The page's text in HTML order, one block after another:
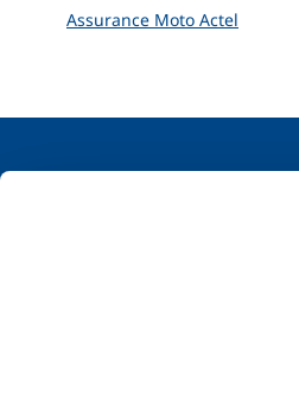
Assurance Moto Actel